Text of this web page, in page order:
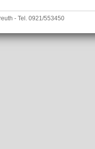
- Tel. 0921/553450